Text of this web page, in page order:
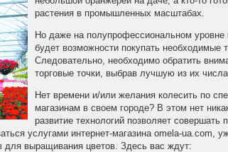
растения в промышленных масштабах.
Но даже на полупрофессиональном уровне
будет возможности покупать необходимые
Следовательно, необходимо обратить
торговые точки, выбрав лучшую из их
Нет времени и/или желания колесить по
магазинам в своем городе? В этом нет
развитие технологий позволяет совершать
услугами интернет-магазина omela-ua.com,
для выращивания цветов. Здесь вас ждут: